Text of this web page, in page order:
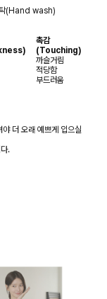
(Hand wash)
촉감
(Touching)
까슬거림
적당함
부드러움
더 오래 예쁘게 입으실
.